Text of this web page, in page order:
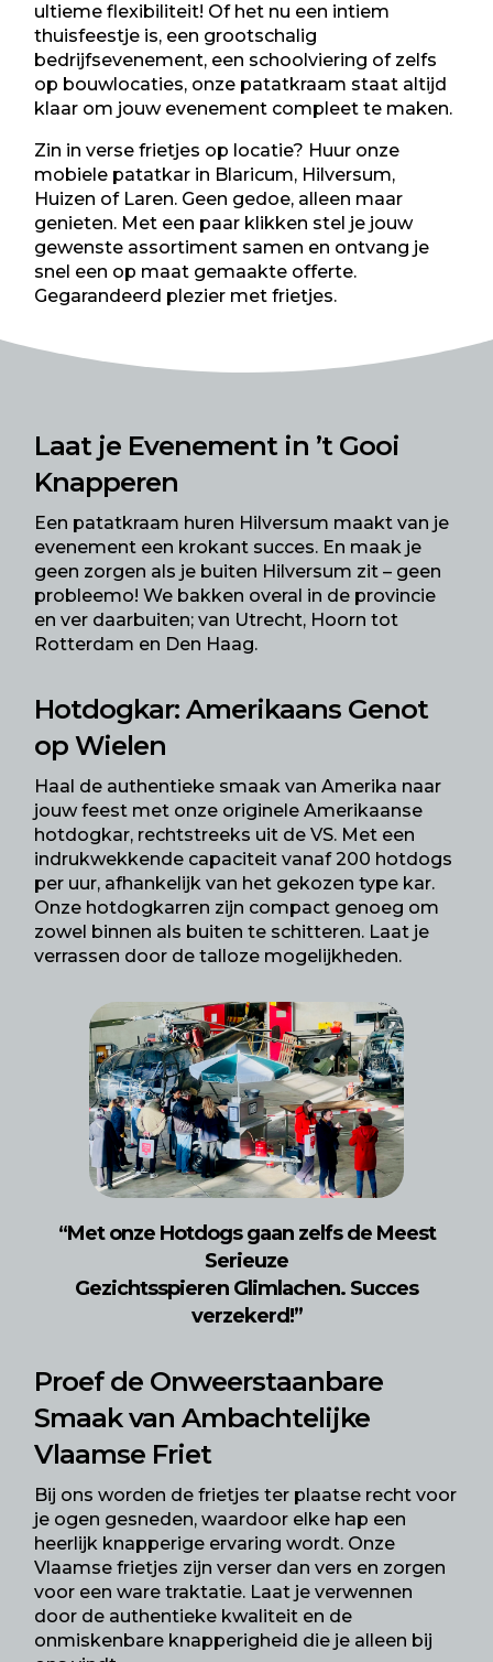
ultieme flexibiliteit! Of het nu een intiem
thuisfeestje is, een grootschalig
bedrijfsevenement, een schoolviering of zelfs
op bouwlocaties, onze patatkraam staat altijd
klaar om jouw evenement compleet te maken.
Zin in verse frietjes op locatie? Huur onze
mobiele patatkar in Blaricum, Hilversum,
Huizen of Laren. Geen gedoe, alleen maar
genieten. Met een paar klikken stel je jouw
gewenste assortiment samen en ontvang je
snel een op maat gemaakte offerte.
Gegarandeerd plezier met frietjes.
Laat je Evenement in ’t Gooi
Knapperen
Een patatkraam huren Hilversum maakt van je
evenement een krokant succes. En maak je
geen zorgen als je buiten Hilversum zit – geen
probleemo! We bakken overal in de provincie
en ver daarbuiten; van Utrecht, Hoorn tot
Rotterdam en Den Haag.
Hotdogkar: Amerikaans Genot
op Wielen
Haal de authentieke smaak van Amerika naar
jouw feest met onze originele Amerikaanse
hotdogkar, rechtstreeks uit de VS. Met een
indrukwekkende capaciteit vanaf 200 hotdogs
per uur, afhankelijk van het gekozen type kar.
Onze hotdogkarren zijn compact genoeg om
zowel binnen als buiten te schitteren. Laat je
verrassen door de talloze mogelijkheden.
“Met onze Hotdogs gaan zelfs de Meest
Serieuze
Gezichtsspieren Glimlachen. Succes
verzekerd!”
Proef de Onweerstaanbare
Smaak van Ambachtelijke
Vlaamse Friet
Bij ons worden de frietjes ter plaatse recht voor
je ogen gesneden, waardoor elke hap een
heerlijk knapperige ervaring wordt. Onze
Vlaamse frietjes zijn verser dan vers en zorgen
voor een ware traktatie. Laat je verwennen
door de authentieke kwaliteit en de
onmiskenbare knapperigheid die je alleen bij